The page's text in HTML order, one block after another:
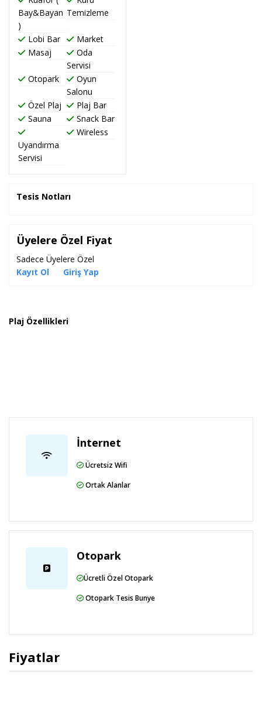
Bay&Bayan
)
Temizleme
Lobi Bar
Market
Masaj
Oda
Servisi
Otopark
Oyun
Salonu
Özel Plaj
Plaj Bar
Sauna
Snack Bar
Uyandırma
Servisi
Wireless
Tesis Notları
Üyelere Özel Fiyat
Sadece Üyelere Özel
Kayıt Ol
Giriş Yap
Plaj Özellikleri
İnternet
Ücretsiz Wifi
Ortak Alanlar
Otopark
Ücretli Özel Otopark
Otopark Tesis Bunye
Fiyatlar